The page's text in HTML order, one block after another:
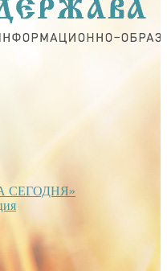
СЕГОДНЯ»